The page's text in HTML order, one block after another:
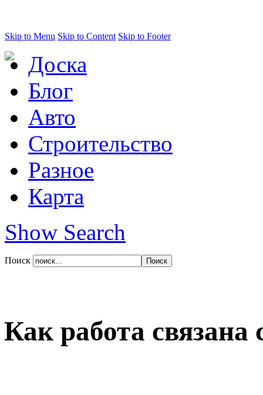
Skip to Menu Skip to Content Skip to Footer
Доска
Блог
Авто
Строительство
Разное
Карта
Show Search
Поиск
Как работа связана